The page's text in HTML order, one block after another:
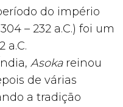
do império
– 232 a.C.) foi um
a.C.
Asokareinou
de várias
a tradição